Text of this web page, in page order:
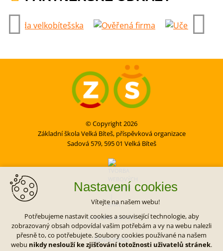
Nastavení cookies
Vítejte na našem webu!
Potřebujeme nastavit cookies a související technologie, aby
zobrazovaný obsah odpovídal vašim potřebám a vy na webu nalezli
přesně to, co potřebujete. Soubory cookies používané na našem
webu nikdy neslouží ke zjišťování totožnosti uživatelů stránek.
© Copyright 2026
Základní škola Velká Bíteš, příspěvková organizace
Sadová 579, 595 01 Velká Bíteš
VYTVOŘIL XART.CZ
Mapa webu